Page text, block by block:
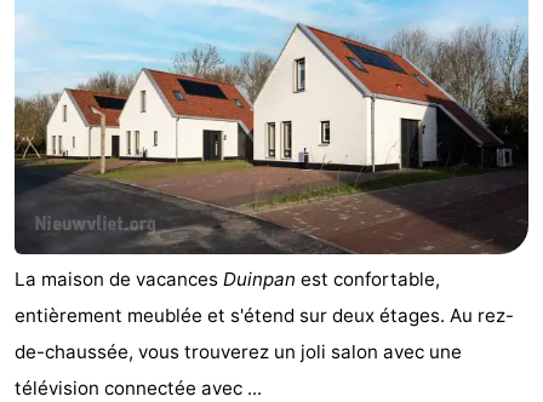
Monuments
-
Moulins
-
Points
de
vue
Attractions
Croisières
-
de
Aires
-
La maison de vacances Duinpan est confortable,
entièrement meublée et s'étend sur deux étages. Au rez-
de-chaussée, vous trouverez un joli salon avec une
télévision connectée avec ...